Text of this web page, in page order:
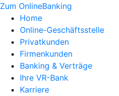
Zum OnlineBanking
Home
Online-Geschäftsstelle
Privatkunden
Firmenkunden
Banking & Verträge
Ihre VR-Bank
Karriere